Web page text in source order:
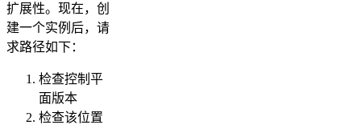
扩展性。现在，创
建一个实例后，请
求路径如下：
检查控制平
面版本
检查该位置